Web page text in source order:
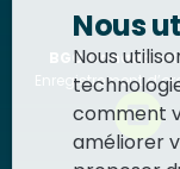
BGC Canadaest
Enregistrement
Nous
Nous
comment
améliorer